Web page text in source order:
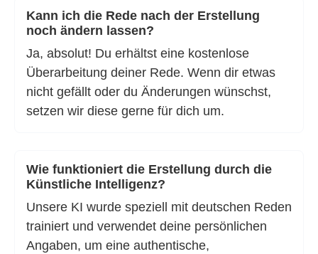
Kann ich die Rede nach der Erstellung
noch ändern lassen?
Ja, absolut! Du erhältst eine kostenlose
Überarbeitung deiner Rede. Wenn dir etwas
nicht gefällt oder du Änderungen wünschst,
setzen wir diese gerne für dich um.
Wie funktioniert die Erstellung durch die
Künstliche Intelligenz?
Unsere KI wurde speziell mit deutschen Reden
trainiert und verwendet deine persönlichen
Angaben, um eine authentische,